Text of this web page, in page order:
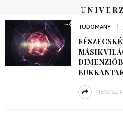
TUDOMÁNY
MÁSIK